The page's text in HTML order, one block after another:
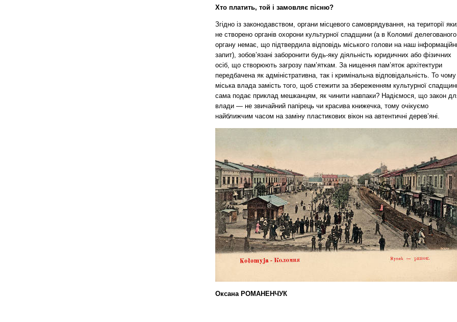
Хто платить, той і замовляє пісню?
Згідно із законодавством, органи місцевого самоврядування, на території
не створено органів охорони культурної спадщини (а в Коломиї делегованого
органу немає, що підтвердила відповідь міського голови на наш
запит), зобов’язані заборонити будь-яку діяльність юридичних або фізичних
осіб, що створюють загрозу пам’яткам. За нищення пам’яток архітектури
передбачена як адміністративна, так і кримінальна відповідальність. То
міська влада замість того, щоб стежити за збереженням культурної
сама подає приклад мешканцям, як чинити навпаки? Надіємося, що закон
влади — не звичайний папірець чи красива книжечка, тому очікуємо
найближчим часом на заміну пластикових вікон на автентичні дерев’яні.
Оксана РОМАНЕНЧУК